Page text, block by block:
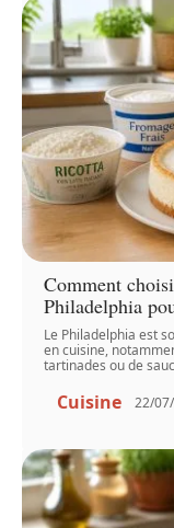
Comment
Philadelphia
Le Philadelphia est
en cuisine,
tartinades ou de
Cuisine 22/